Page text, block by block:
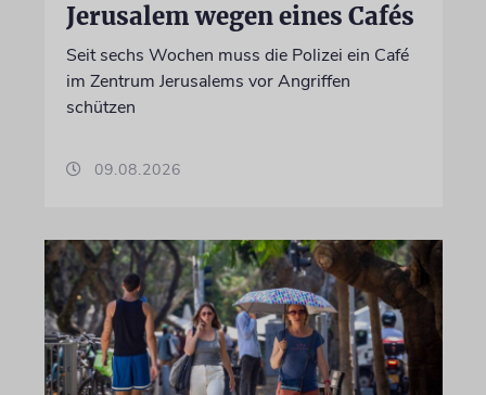
Jerusalem wegen eines Cafés
Seit sechs Wochen muss die Polizei ein Café
im Zentrum Jerusalems vor Angriffen
schützen
09.08.2026